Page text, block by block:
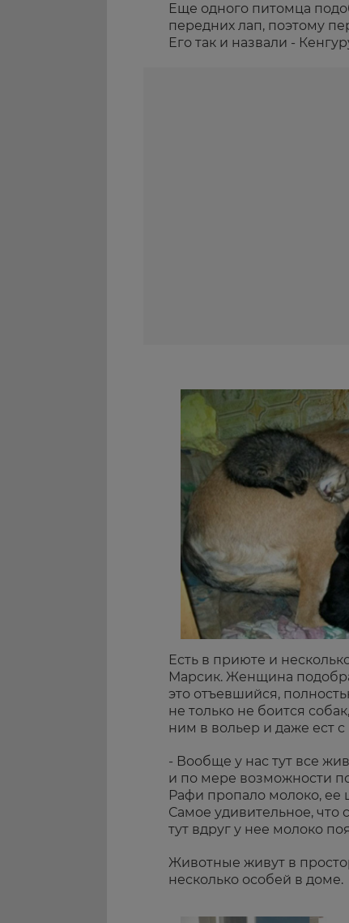
Еще одного питомца
передних лап, поэтому
Его так и назвали -
Есть в приюте и
Марсик. Женщина
это отъевшийся,
не только не боится
ним в вольер и даже ест
- Вообще у нас тут все
и по мере возможности
Рафи пропало молоко, ее
Самое удивительное, что
тут вдруг у нее молоко
Животные живут в
несколько особей в доме.